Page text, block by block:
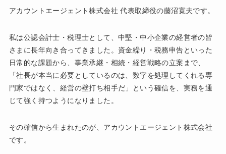
アカウントエージェント株式会社 代表取締役の藤沼寛夫です。
私は公認会計士・税理士として、中堅・中小企業の経営者の皆
さまに長年向き合ってきました。資金繰り・税務申告といった
日常的な課題から、事業承継・相続・経営戦略の立案まで、
「社長が本当に必要としているのは、数字を処理してくれる専
門家ではなく、経営の壁打ち相手だ」という確信を、実務を通
じて強く持つようになりました。
その確信から生まれたのが、アカウントエージェント株式会社
です。